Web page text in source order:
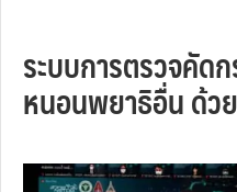
ระบบการตรวจคัด
หนอนพยาธิอื่น ด้ว